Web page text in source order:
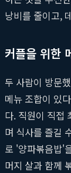
낭비를 줄이고,
커플을 위한
두 사람이 방문
메뉴 조합이 있
다. 직원이 직접
며 식사를 즐길
로 '양파볶음밥'
머지 살과 함께